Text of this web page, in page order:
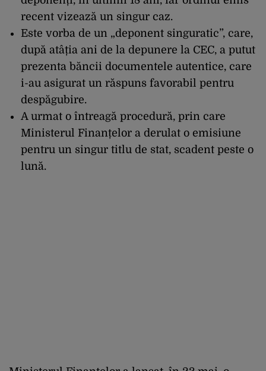
recent vizează un singur caz.
Este vorba de un „deponent singuratic”, care,
după atâția ani de la depunere la CEC, a putut
prezenta băncii documentele autentice, care
i-au asigurat un răspuns favorabil pentru
despăgubire.
A urmat o întreagă procedură, prin care
Ministerul Finanțelor a derulat o emisiune
pentru un singur titlu de stat, scadent peste o
lună.